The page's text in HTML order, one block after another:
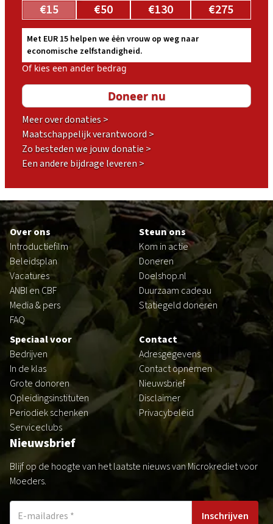
€15 €50 €130 €275
Met EUR 15 helpen we ėėn vrouw op weg naar
economische zelfstandigheid.
Of kies een ander bedrag
Meer over donaties >
Maatschappelijk verantwoord >
Zo besteden we jouw donatie >
Een andere bijdrage leveren >
Footer
Over ons
Introductiefilm
Beleidsplan
Vacatures
ANBI en CBF
Media & pers
FAQ
Steun ons
Kom in actie
Doneren
Doelshop.nl
Duurzaam cadeau
Statiegeld doneren
Speciaal voor
Bedrijven
In de klas
Grote donoren
Opleidingsinstituten
Periodiek schenken
Serviceclubs
Contact
Adresgegevens
Contact opnemen
Nieuwsbrief
Disclaimer
Privacybeleid
Nieuwsbrief
Blijf op de hoogte van het laatste nieuws van Microkrediet voor
Moeders.
Inschrijven